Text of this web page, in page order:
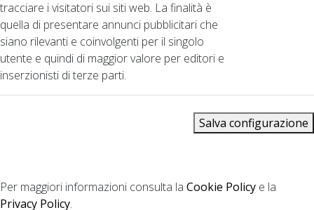
tracciare i visitatori sui siti web. La finalità è
quella di presentare annunci pubblicitari che
siano rilevanti e coinvolgenti per il singolo
utente e quindi di maggior valore per editori e
inserzionisti di terze parti.
Salva configurazione
Per maggiori informazioni consulta la Cookie Policy e la
Privacy Policy.